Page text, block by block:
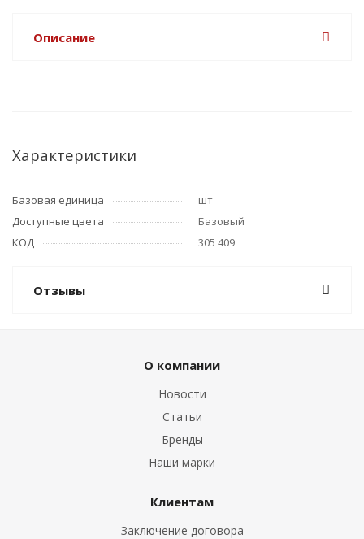
Описание
Характеристики
Базовая единица
шт
Доступные цвета
Базовый
КОД
305 409
Отзывы
О компании
Новости
Статьи
Бренды
Наши марки
Клиентам
Заключение договора